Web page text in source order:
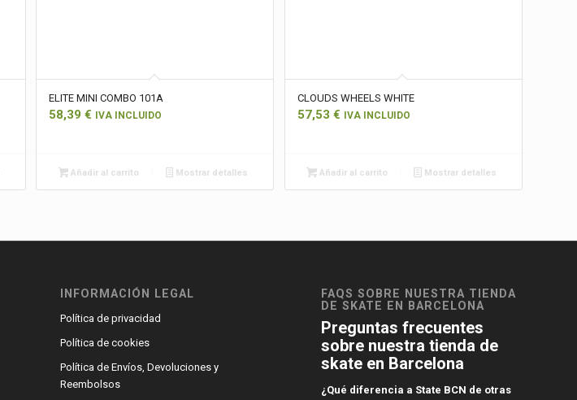
ELITE MINI COMBO 101A
58,39€ IVA INCLUIDO
Añadir al carrito Mostrar detalles
CLOUDS WHEELS WHITE
57,53 € IVA INCLUIDO
Añadir al carrito Mostrar detalles
INFORMACIÓN LEGAL
Política de privacidad
Política de cookies
Política de Envíos, Devoluciones y
Reembolsos
FAQS SOBRE NUESTRA TIENDA
DE SKATE EN BARCELONA
Preguntas frecuentes
sobre nuestra tienda de
skate en Barcelona
¿Qué diferencia a State BCN de otras